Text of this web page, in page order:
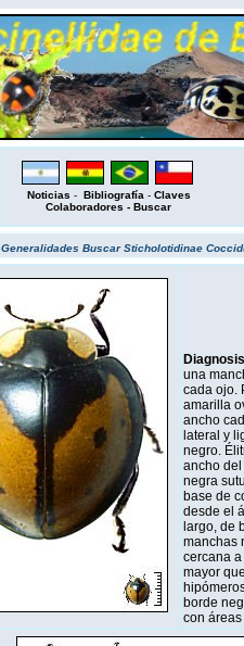
Noticias - Bibliografía - Claves
Colaboradores - Buscar
Generalidades BuscarSticholotidinae
Diagnosis
una
cada ojo.
amarilla
ancho
lateral y
negro.
ancho
negra
base de
desde el
largo, de
manchas
cercana
mayor
borde
con